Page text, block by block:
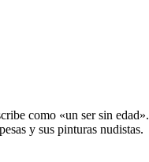
como «un ser sin edad».
y sus pinturas nudistas.